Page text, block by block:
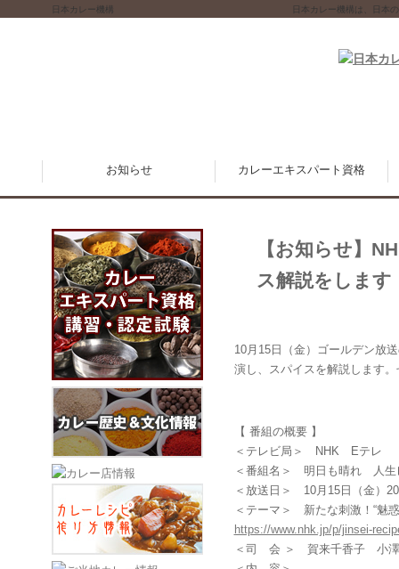
日本カレー機構 日本カレー機構は、日本
お知らせ カレーエキスパート資格
【お知らせ】
ス解説をします
10月15日（金）ゴールデン放
演し、スパイスを解説します
【 番組の概要 】
＜テレビ局＞ NHK Eテレ
＜番組名＞ 明日も晴れ 人生
＜放送日＞ 10月15日（金）
＜テーマ＞ 新たな刺激！“魅
https://www.nhk.jp/p/jinsei-
＜司 会 ＞ 賀来千香子 小澤